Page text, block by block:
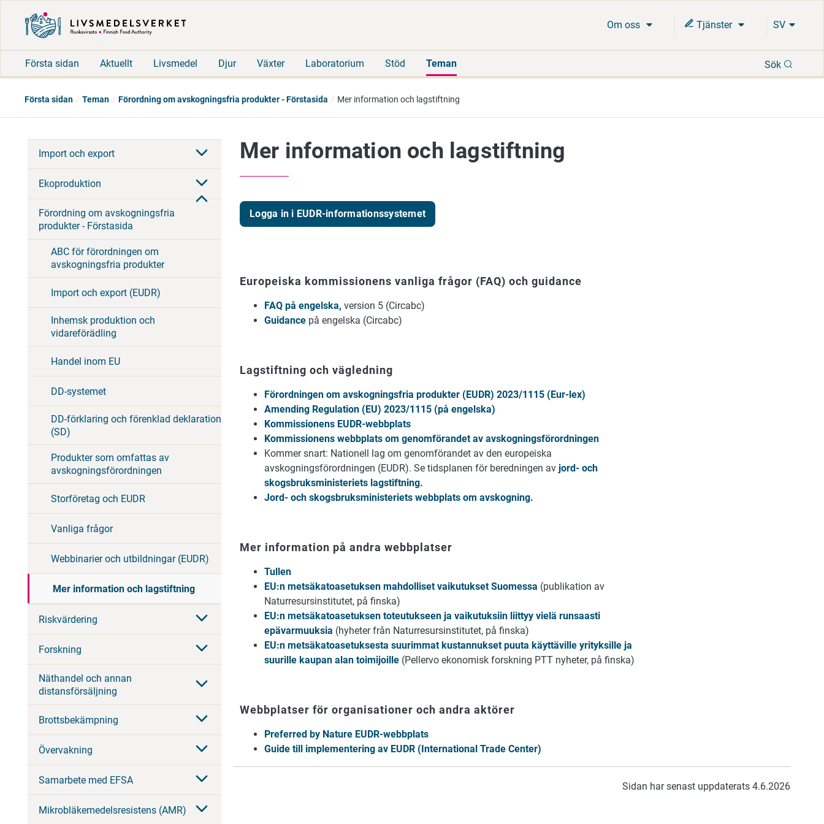
Om oss Tjänster SV
Första sidan Aktuellt Livsmedel Djur Växter Laboratorium Stöd Teman Sök
Första sidan Teman Förordning om avskogningsfria produkter - Förstasida Mer information och lagstiftning
Import och export
Ekoproduktion
Förordning om avskogningsfria
produkter - Förstasida
ABC för förordningen om
avskogningsfria produkter
Import och export (EUDR)
Inhemsk produktion och
vidareförädling
Handel inom EU
DD-systemet
DD-förklaring och förenklad deklaration
(SD)
Produkter som omfattas av
avskogningsförordningen
Storföretag och EUDR
Vanliga frågor
Webbinarier och utbildningar (EUDR)
Mer information och lagstiftning
Riskvärdering
Forskning
Näthandel och annan
distansförsäljning
Brottsbekämpning
Övervakning
Samarbete med EFSA
Mikrobläkemedelsresistens (AMR)
Mer information och lagstiftning
Logga in i EUDR-informationssystemet
Europeiska kommissionens vanliga frågor (FAQ) och guidance
FAQ på engelska, version 5 (Circabc)
Guidance på engelska (Circabc)
Lagstiftning och vägledning
Förordningen om avskogningsfria produkter (EUDR) 2023/1115 (Eur-lex)
Amending Regulation (EU) 2023/1115 (på engelska)
Kommissionens EUDR-webbplats
Kommissionens webbplats om genomförandet av avskogningsförordningen
Kommer snart: Nationell lag om genomförandet av den europeiska
avskogningsförordningen (EUDR). Se tidsplanen för beredningen av jord- och
skogsbruksministeriets lagstiftning.
Jord- och skogsbruksministeriets webbplats om avskogning.
Mer information på andra webbplatser
Tullen
EU:n metsäkatoasetuksen mahdolliset vaikutukset Suomessa (publikation av
Naturresursinstitutet, på finska)
EU:n metsäkatoasetuksen toteutukseen ja vaikutuksiin liittyy vielä runsaasti
epävarmuuksia (hyheter från Naturresursinstitutet, på finska)
EU:n metsäkatoasetuksesta suurimmat kustannukset puuta käyttäville yrityksille ja
suurille kaupan alan toimijoille (Pellervo ekonomisk forskning PTT nyheter, på finska)
Webbplatser för organisationer och andra aktörer
Preferred by Nature EUDR-webbplats
Guide till implementering av EUDR (International Trade Center)
Sidan har senast uppdaterats 4.6.2026